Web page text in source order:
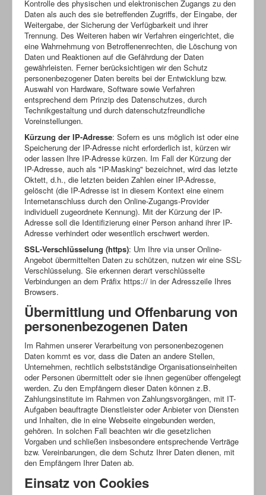
Kontrolle des physischen und elektronischen Zugangs zu den
Daten als auch des sie betreffenden Zugriffs, der Eingabe, der
Weitergabe, der Sicherung der Verfügbarkeit und ihrer
Trennung. Des Weiteren haben wir Verfahren eingerichtet, die
eine Wahrnehmung von Betroffenenrechten, die Löschung von
Daten und Reaktionen auf die Gefährdung der Daten
gewährleisten. Ferner berücksichtigen wir den Schutz
personenbezogener Daten bereits bei der Entwicklung bzw.
Auswahl von Hardware, Software sowie Verfahren
entsprechend dem Prinzip des Datenschutzes, durch
Technikgestaltung und durch datenschutzfreundliche
Voreinstellungen.
Kürzung der IP-Adresse: Sofern es uns möglich ist oder eine
Speicherung der IP-Adresse nicht erforderlich ist, kürzen wir
oder lassen Ihre IP-Adresse kürzen. Im Fall der Kürzung der
IP-Adresse, auch als "IP-Masking" bezeichnet, wird das letzte
Oktett, d.h., die letzten beiden Zahlen einer IP-Adresse,
gelöscht (die IP-Adresse ist in diesem Kontext eine einem
Internetanschluss durch den Online-Zugangs-Provider
individuell zugeordnete Kennung). Mit der Kürzung der IP-
Adresse soll die Identifizierung einer Person anhand ihrer IP-
Adresse verhindert oder wesentlich erschwert werden.
SSL-Verschlüsselung (https): Um Ihre via unser Online-
Angebot übermittelten Daten zu schützen, nutzen wir eine SSL-
Verschlüsselung. Sie erkennen derart verschlüsselte
Verbindungen an dem Präfix https:// in der Adresszeile Ihres
Browsers.
Übermittlung und Offenbarung von
personenbezogenen Daten
Im Rahmen unserer Verarbeitung von personenbezogenen
Daten kommt es vor, dass die Daten an andere Stellen,
Unternehmen, rechtlich selbstständige Organisationseinheiten
oder Personen übermittelt oder sie ihnen gegenüber offengelegt
werden. Zu den Empfängern dieser Daten können z.B.
Zahlungsinstitute im Rahmen von Zahlungsvorgängen, mit IT-
Aufgaben beauftragte Dienstleister oder Anbieter von Diensten
und Inhalten, die in eine Webseite eingebunden werden,
gehören. In solchen Fall beachten wir die gesetzlichen
Vorgaben und schließen insbesondere entsprechende Verträge
bzw. Vereinbarungen, die dem Schutz Ihrer Daten dienen, mit
den Empfängern Ihrer Daten ab.
Einsatz von Cookies